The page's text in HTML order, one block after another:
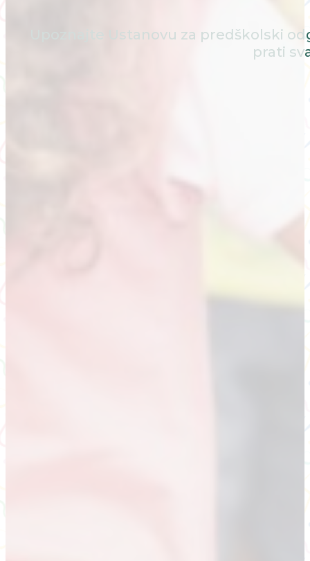
Upoznajte Ustanovu za predškolski
prati